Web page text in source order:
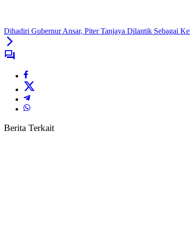
Dihadiri Gubernur Ansar, Piter Tanjaya Dilantik Sebagai
Berita Terkait